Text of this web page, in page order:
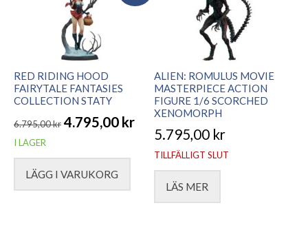
RED RIDING HOOD
FAIRYTALE FANTASIES
COLLECTION STATY
6.795,00kr
Det
ursprungliga
priset
4.795,00 kr
Det
nuvarande
priset
I LAGER
LÄGG I VARUKORG
ALIEN: ROMULUS MOVIE
MASTERPIECE ACTION
FIGURE 1/6 SCORCHED
XENOMORPH
5.795,00 kr
TILLFÄLLIGT SLUT
LÄS MER